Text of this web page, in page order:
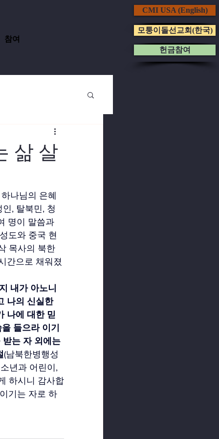
CMI USA (English)
참여
모퉁이돌선교회(한국)
헌금참여
삶 살
나님의 은혜
, 탈북민, 청
명이 말씀과
도와 중국 현
목사의 북한
간으로 채워졌
내가 아노니
나의 신실한
나에 대한 믿
들으라 이기
받는 자 외에는
(남북한병행성
년과 어린이,
하시니 감사합
기는 자로 하